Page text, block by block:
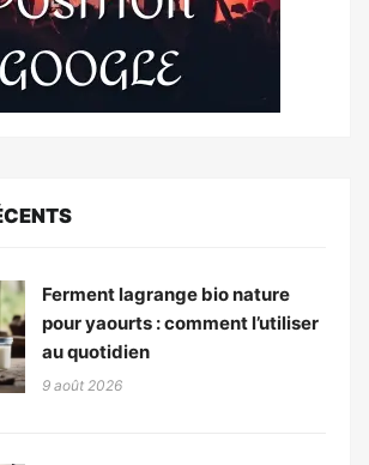
Ferment lagrange bio nature
pour yaourts : comment l’utiliser
au quotidien
9 août 2026